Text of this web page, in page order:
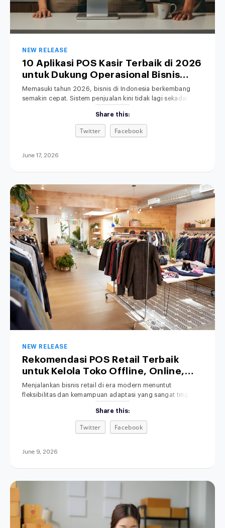
NEW RELEASE
10 Aplikasi POS Kasir Terbaik di 2026
untuk Dukung Operasional Bisnis
Anda
Memasuki tahun 2026, bisnis di Indonesia berkembang
semakin cepat. Sistem penjualan kini tidak lagi sekadar
POS terbaik untuk bisnis retail, F&B, fashion, maupun jasa
menjadi langkah penting untuk meningkatkan efisiensi
operasional. Di saat yang sama, sistem penjualan
bisnis terintegrasi. Aplikasi kasir modern
Share this:
Twitter Facebook
June 17, 2026
NEW RELEASE
Rekomendasi POS Retail Terbaik
untuk Kelola Toko Offline, Online,
hingga Bisnis Hybrid
Menjalankan bisnis retail di era modern menuntut
fleksibilitas dan kemampuan adaptasi yang sangat tinggi.
adalah POS retail terbaik untuk membantu mengelola
berbagai saluran penjualan secara efisien. Transaksi
penjualan kini tidak lagi hanya terjadi secara tatap muka di
Share this:
Twitter Facebook
June 9, 2026